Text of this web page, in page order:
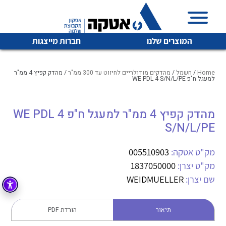
המוצרים שלנו חברות מייצגות
איכות | שרות | זמינות
אטקה בע”מ היא החברה הגדולה והמובילה בישראל בשיווק
מיתוג, בקרה , ואינסטלציה חשמלית ופעילה ב7 תחומים:
חשמל מיתוג ואינסטלציה חשמלית
קופסאות וארונות לחשמל, בקרה ואלקטרוניקה
לכל מוצרי היצרן לכל מוצרי היצרן
לכל מוצרי היצרן לכל מוצרי היצרן
Home
/ חשמל / מהדקים מודולריים לחיווט עד 300 ממ"ר / מהדק קפיץ 4 ממ"ר
למעגל ח"פ WE PDL 4 S/N/L/PE
מהדק קפיץ 4 ממ"ר למעגל ח"פ WE PDL 4
S/N/L/PE
מק"ט אטקה: 005510903
מק"ט יצרן: 1837050000
שם יצרן: WEIDMUELLER
תיאור הורדת PDF